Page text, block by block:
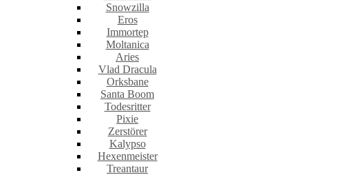
Snowzilla
Eros
Immortep
Moltanica
Aries
Vlad Dracula
Orksbane
Santa Boom
Todesritter
Pixie
Zerstörer
Kalypso
Hexenmeister
Treantaur